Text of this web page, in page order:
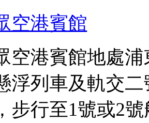
空港賓館
空港賓館地處
浮列車及軌交
步行至1號或2